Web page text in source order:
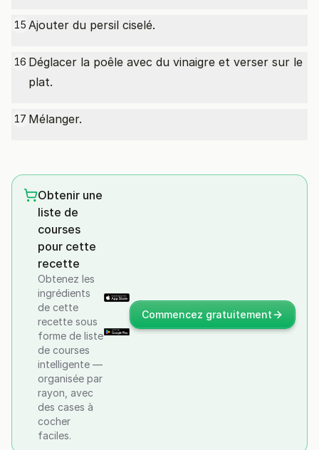
15 Ajouter du persil ciselé.
16 Déglacer la poêle avec du vinaigre et verser sur le
plat.
17 Mélanger.
Obtenir une
liste de
courses
pour cette
recette
Obtenez les
ingrédients
de cette
recette sous
forme de liste
de courses
intelligente —
organisée par
rayon, avec
des cases à
cocher
faciles.
Commencez gratuitement